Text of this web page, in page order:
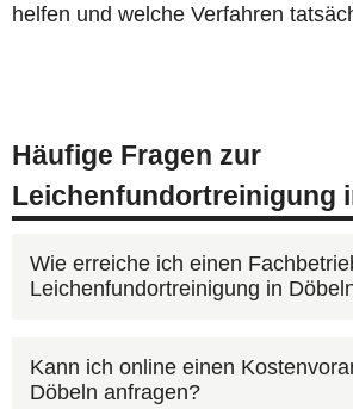
helfen und welche Verfahren
Häufige Fragen zur
Leichenfundortreinigung
Wie erreiche ich einen
Leichenfundortreinigung in
Kontaktieren Sie AST
0800 6003005— kostenfrei und
Kann ich online einen
Döbeln anfragen?